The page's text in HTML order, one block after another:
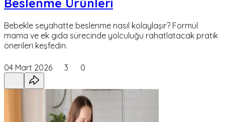
Beslenme Ürünleri
Bebekle seyahatte beslenme nasıl kolaylaşır? Formül
mama ve ek gıda sürecinde yolculuğu rahatlatacak pratik
önerileri keşfedin.
04 Mart 2026 3 0